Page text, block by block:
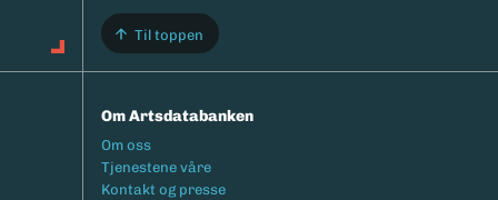
Til toppen
Om Artsdatabanken
Footermeny
Om oss
Tjenestene våre
Kontakt og presse